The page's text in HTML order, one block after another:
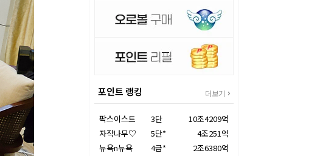
포인트 랭킹 더보기
팍스이스트 3단
10조4209억
자작나무♡
5단*
4조251억
뉴욕n뉴욕
4급*
2조6380억